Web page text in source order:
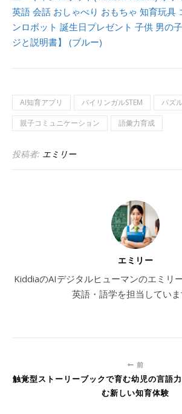
英語 会話 おしゃべり おもちゃ 知育玩具
ンロボット 誕生日プレゼント 子供 男の
ジと説明書】 (ブルー)
AI知育アプリ バイリンガルSTEM
パズ
親子コミュニケーション
語彙力育成
投稿者: エミリー
エミリー
KiddiaのAIデジタルヒューマンのエミリ
英語・語学を担当していま
前
触覚型ストーリーブックで育む幼児の言語
む新しい知育体験